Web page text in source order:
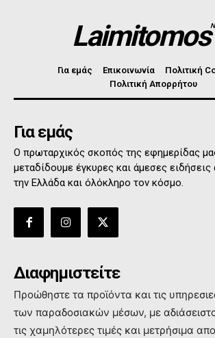
Laimitomos
Για εμάς Επικοινωνία
Πολιτική
Πολιτική Απορρήτου
Για εμάς
Ο πρωταρχικός σκοπός της εφημερίδας
μεταδίδουμε έγκυρες και άμεσες
την Ελλάδα και όλόκληρο τον κόσμο.
Διαφημιστείτε
Προώθηστε τα προϊόντα και τις
των παραδοσιακών μέσων, με
τις χαμηλότερες τιμές και μετρήσιμα